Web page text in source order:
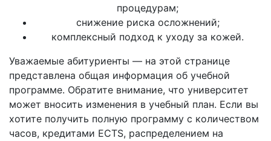
процедурам;
снижение риска осложнений;
комплексный подход к уходу за кожей.
Уважаемые абитуриенты — на этой странице
представлена общая информация об учебной
программе. Обратите внимание, что университет
может вносить изменения в учебный план. Если вы
хотите получить полную программу с количеством
часов, кредитами ECTS, распределением на